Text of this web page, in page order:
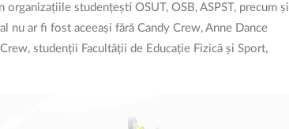
studențești OSUT, OSB, ASPST, precum și
ar fi fost aceeași fără Candy Crew, Anne Dance
studenții Facultății de Educație Fizică și Sport,